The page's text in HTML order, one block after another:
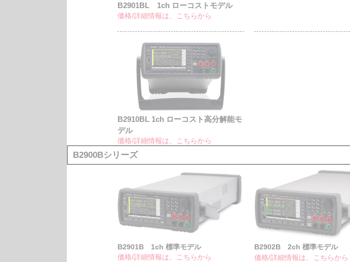
B2901BL 1ch ローコストモデル
価格/詳細情報は、こちらから
B2910BL 1ch ローコスト高分解能モ
デル
価格/詳細情報は、こちらから
B2900Bシリーズ
B2901B 1ch 標準モデル
価格/詳細情報は、こちらから
B2902B 2ch 標準モデル
価格/詳細情報は、こちらから